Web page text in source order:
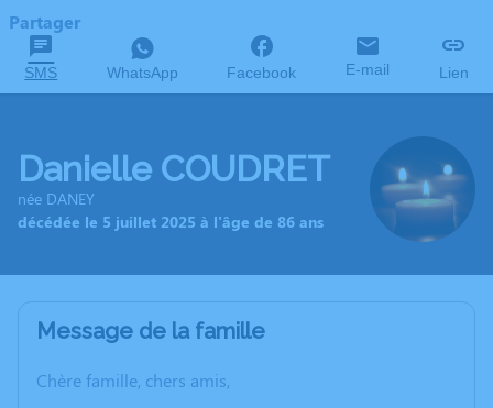
Partager
SMS WhatsApp Facebook E-mail Lien
Danielle COUDRET
née DANEY
décédée le 5 juillet 2025 à l'âge de 86 ans
Message de la famille
Chère famille, chers amis,